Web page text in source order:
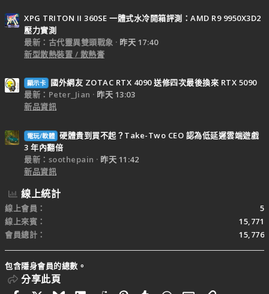
XPG TRITON II 360SE 一體式水冷開箱評測：AMD R9 9950X3D2
壓力實測
最新：古代靈異雙頭戰象
昨天 17:40
新型散熱裝置 / 散熱膏
顯示卡
國外網友 ZOTAC RTX 4090 送修四次最後換來 RTX 5090
最新：Peter_Jian
昨天 13:03
新品資訊
電玩/軟體 硬體貴到買不起？Take-Two CEO 認為低延遲雲端遊戲
3 年內翻倍
最新：soothepain
昨天 11:42
新品資訊
線上統計
線上會員
5
線上來賓
15,771
會員總計
15,776
包含隱身會員的總數。
分享此頁